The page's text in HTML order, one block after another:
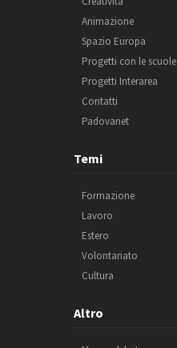
Animazione
Spazio Europa
Progetti con le scuole
Progetti Interarea
Contatti
Padovanet
Temi
Formazione
Lavoro
Estero
Volontariato
Cultura
Altro